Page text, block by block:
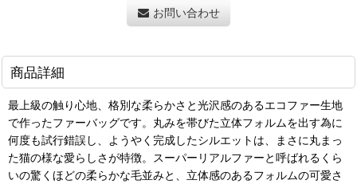
お問い合わせ
商品詳細
最上級の触り心地、格別な柔らかさと光沢感のあるエコファー生地
で作ったファーバッグです。丸みを帯びた立体フォルムを出す為に
何度も試行錯誤し、ようやく完成したシルエットは、まさに丸まっ
た猫の様な愛らしさが特徴。スーパーリアルファーと呼ばれるくら
いの驚くほどの柔らかな毛並みと、立体感のあるフォルムの可愛さ